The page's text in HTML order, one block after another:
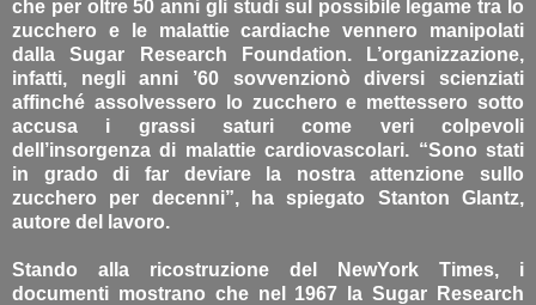
che per oltre 50 anni gli studi sul possibile legame tra lo
zucchero e le malattie cardiache vennero manipolati
dalla Sugar Research Foundation. L’organizzazione,
infatti, negli anni ’60 sovvenzionò diversi scienziati
affinché assolvessero lo zucchero e mettessero sotto
accusa i grassi saturi come veri colpevoli
dell’insorgenza di malattie cardiovascolari. “Sono stati
in grado di far deviare la nostra attenzione sullo
zucchero per decenni”, ha spiegato Stanton Glantz,
autore del lavoro.
Stando alla ricostruzione del NewYork Times, i
documenti mostrano che nel 1967 la Sugar Research